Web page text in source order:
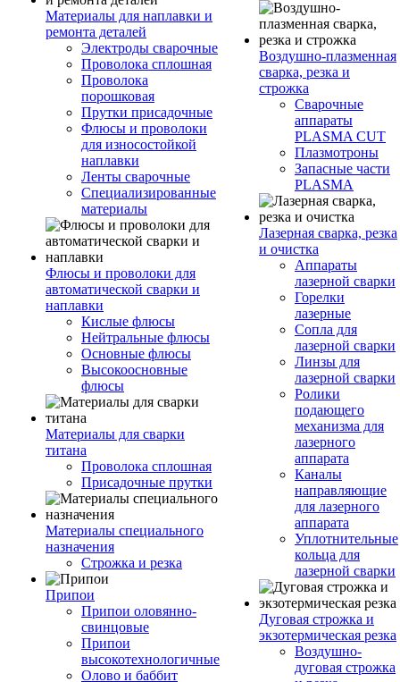
Материалы для наплавки и
ремонта деталей
Электроды сварочные
Проволока сплошная
Проволока
порошковая
Прутки присадочные
Флюсы и проволоки
для износостойкой
наплавки
Ленты сварочные
Специализированные
материалы
Флюсы и проволоки для
автоматической сварки и
наплавки
Кислые флюсы
Нейтральные флюсы
Основные флюсы
Высокоосновные
флюсы
Материалы для сварки
титана
Проволока сплошная
Присадочные прутки
Материалы специального
назначения
Строжка и резка
Припои
Припои оловянно-
свинцовые
Припои
высокотехнологичные
Олово и баббит
Воздушно-плазменная
сварка, резка и
строжка
Сварочные
аппараты
PLASMA CUT
Плазмотроны
Запасные части
PLASMA
Лазерная сварка, резка
и очистка
Аппараты
лазерной сварки
Горелки
лазерные
Сопла для
лазерной сварки
Линзы для
лазерной сварки
Ролики
подающего
механизма для
лазерного
аппарата
Каналы
направляющие
для лазерного
аппарата
Уплотнительные
кольца для
лазерной сварки
Дуговая строжка и
экзотермическая резка
Воздушно-
дуговая строжка